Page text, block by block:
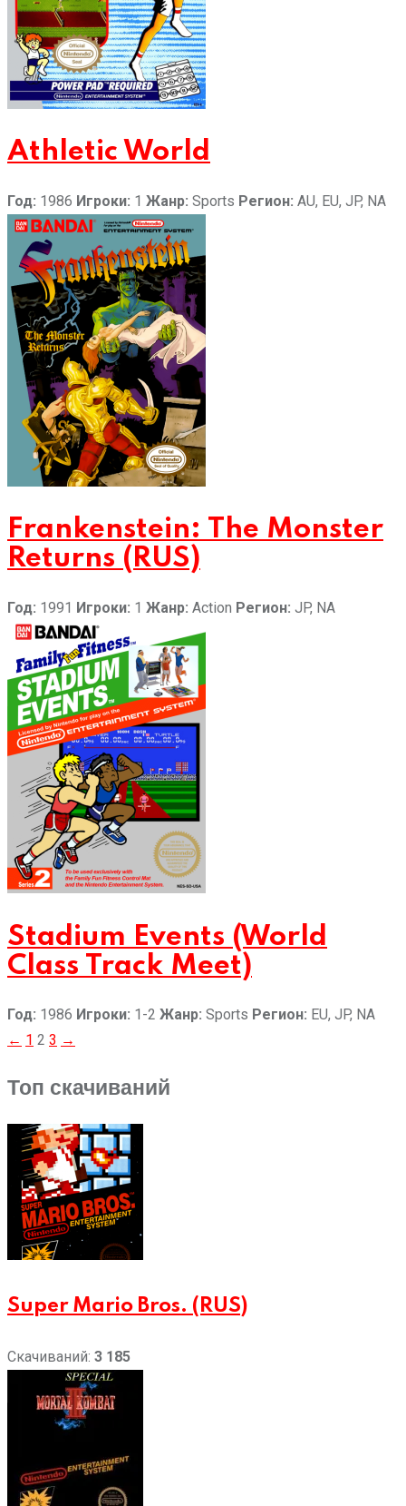
Athletic World
Год: 1986 Игроки: 1 Жанр: Sports Регион: AU, EU, JP, NA
Frankenstein: The Monster
Returns (RUS)
Год: 1991 Игроки: 1 Жанр: Action Регион: JP, NA
Stadium Events (World
Class Track Meet)
Год: 1986 Игроки: 1-2 Жанр: Sports Регион: EU, JP, NA
Пагинация
← 1 2 3 →
Топ скачиваний
Super Mario Bros. (RUS)
Скачиваний: 3 185